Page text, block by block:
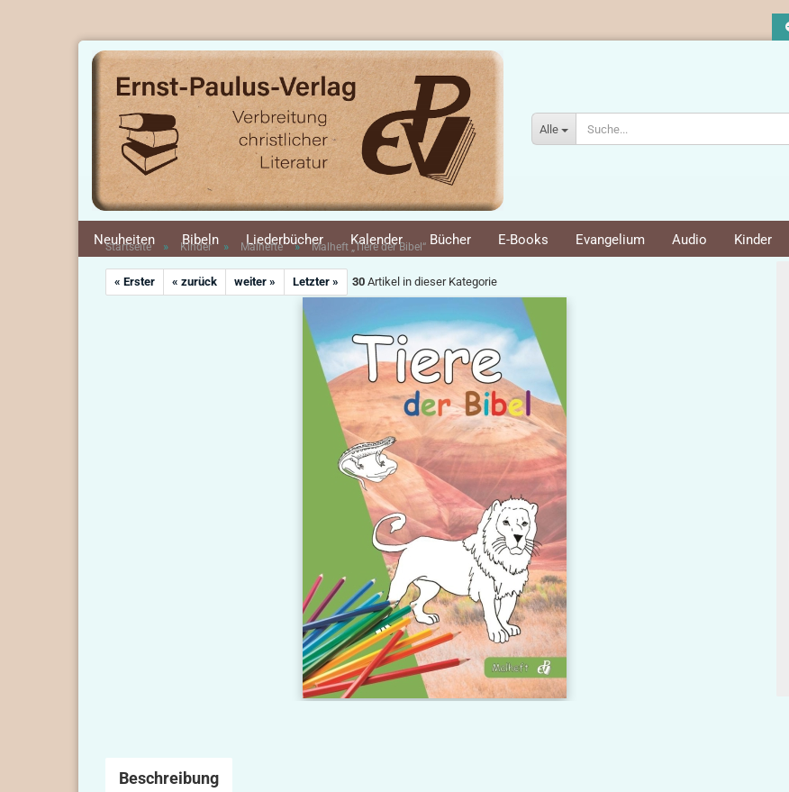
Alle
Neuheiten Bibeln Liederbücher Kalender Bücher E-Books Evangelium Audio Kinder
Startseite » Kinder » Malhefte » Malheft „Tiere der Bibel“
« Erster « zurück weiter » Letzter » 30 Artikel in dieser Kategorie
Beschreibung